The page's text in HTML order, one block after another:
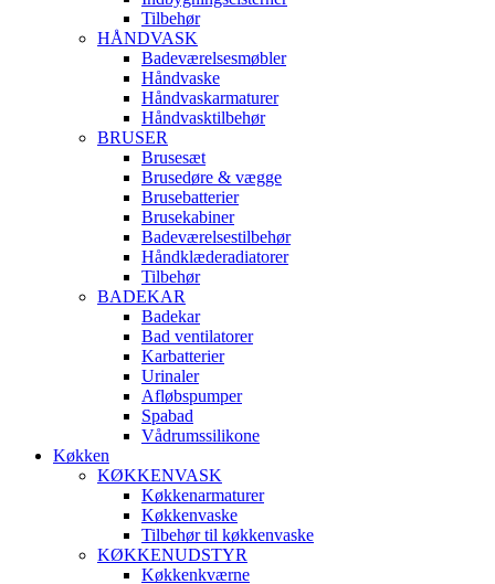
Tilbehør
HÅNDVASK
Badeværelsesmøbler
Håndvaske
Håndvaskarmaturer
Håndvasktilbehør
BRUSER
Brusesæt
Brusedøre & vægge
Brusebatterier
Brusekabiner
Badeværelsestilbehør
Håndklæderadiatorer
Tilbehør
BADEKAR
Badekar
Bad ventilatorer
Karbatterier
Urinaler
Afløbspumper
Spabad
Vådrumssilikone
Køkken
KØKKENVASK
Køkkenarmaturer
Køkkenvaske
Tilbehør til køkkenvaske
KØKKENUDSTYR
Køkkenkværne